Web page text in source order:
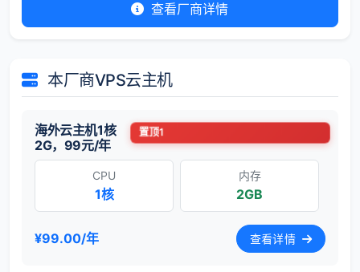
查看厂商详情
本厂商VPS云主机
海外云主机1核
2G，99元/年
置顶1
CPU
1核
内存
2GB
¥99.00/年 查看详情